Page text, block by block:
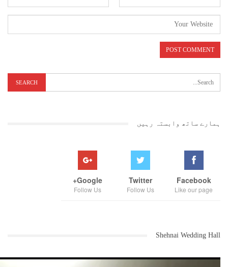
اشوک چوہان نے پارلیمانی واسمبلی انتخابات ایک ساتھ کرانے کی بات
پارلیمنٹ میں کہہ چکے ہیں لیکن وزیراعلیٰ کا بیان اس سے مختلف ہے ۔ اس
اشوک چوہان نے ریاستی ومرکزی حکومتوں پر جم کرتنقید کی ۔
ہمارے ساتھ وابستہ رہیں
Facebook
Like our page
Twitter
Follow Us
Google+
Follow Us
Shehnai Wedding Hall